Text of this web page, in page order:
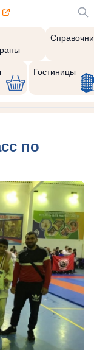
Гостиницы
по